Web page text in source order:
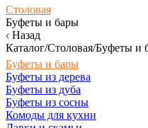
Столовая
Буфеты и бары
Назад
Каталог/Столовая/Буфеты и
Буфеты и бары
Буфеты из дерева
Буфеты из дуба
Буфеты из сосны
Комоды для кухни